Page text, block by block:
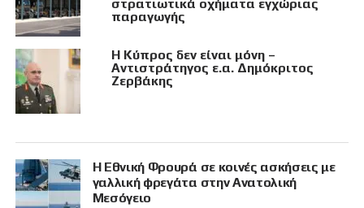
στρατιωτικά οχήματα εγχώριας
παραγωγής
Η Κύπρος δεν είναι μόνη –
Αντιστράτηγος ε.α. Δημόκριτος
Ζερβάκης
Η Εθνική Φρουρά σε κοινές ασκήσεις με
γαλλική φρεγάτα στην Ανατολική
Μεσόγειο